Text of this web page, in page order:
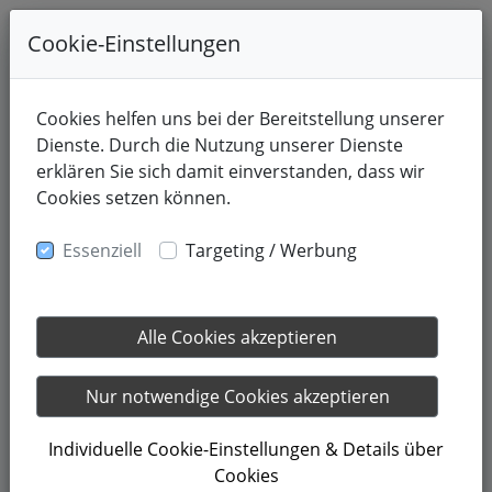
Frühlingsgefühle to go!
Der nächste Urlaub ist noch nicht in Sicht? Langfristige
Cookie-Einstellungen
Cookies helfen uns bei der Bereitstellung unserer
Dienste. Durch die Nutzung unserer Dienste
erklären Sie sich damit einverstanden, dass wir
Cookies setzen können.
Essenziell Targeting / Werbung
Alle Cookies akzeptieren
Nur notwendige Cookies akzeptieren
Individuelle Cookie-Einstellungen & Details über
Cookies